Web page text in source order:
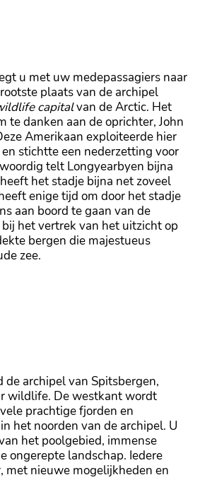
u met uw medepassagiers naar
plaats van de archipel
capitalvan de Arctic. Het
te danken aan de oprichter, John
Amerikaan exploiteerde hier
stichtte een nederzetting voor
telt Longyearbyen bijna
het stadje bijna net zoveel
enige tijd om door het stadje
aan boord te gaan van de
het vertrek van het uitzicht op
bergen die majestueus
zee.
de archipel van Spitsbergen,
wildlife. De westkant wordt
prachtige fjorden en
het noorden van de archipel. U
het poolgebied, immense
ongerepte landschap. Iedere
met nieuwe mogelijkheden en